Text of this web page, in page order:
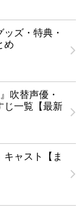
ッズ・特典・
め
吹替声優・
じ一覧【最新
ャスト【ま